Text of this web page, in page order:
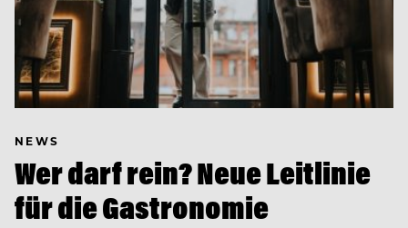
NEWS
Wer darf rein? Neue Leitlinie
für die Gastronomie